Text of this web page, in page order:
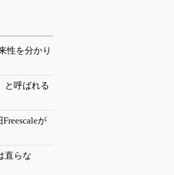
性を分かり
と呼ばれる
が
直らな